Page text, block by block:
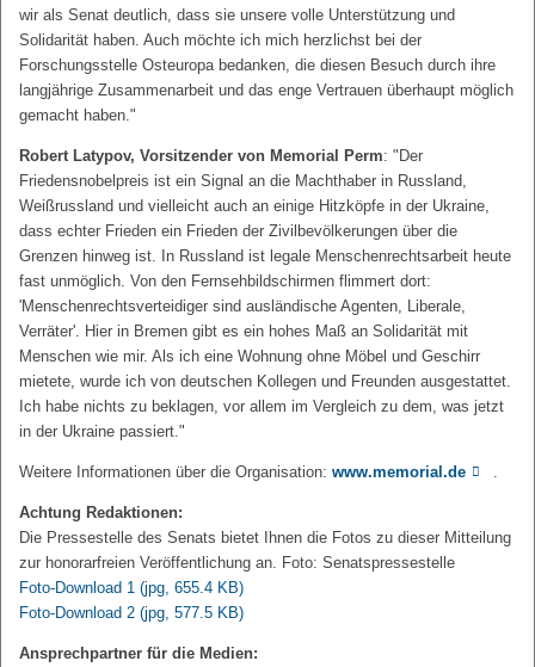
wir als Senat deutlich, dass sie unsere volle Unterstützung und
Solidarität haben. Auch möchte ich mich herzlichst bei der
Forschungsstelle Osteuropa bedanken, die diesen Besuch durch ihre
langjährige Zusammenarbeit und das enge Vertrauen überhaupt möglich
gemacht haben."
Robert Latypov, Vorsitzender von Memorial Perm: "Der
Friedensnobelpreis ist ein Signal an die Machthaber in Russland,
Weißrussland und vielleicht auch an einige Hitzköpfe in der Ukraine,
dass echter Frieden ein Frieden der Zivilbevölkerungen über die
Grenzen hinweg ist. In Russland ist legale Menschenrechtsarbeit heute
fast unmöglich. Von den Fernsehbildschirmen flimmert dort:
'Menschenrechtsverteidiger sind ausländische Agenten, Liberale,
Verräter'. Hier in Bremen gibt es ein hohes Maß an Solidarität mit
Menschen wie mir. Als ich eine Wohnung ohne Möbel und Geschirr
mietete, wurde ich von deutschen Kollegen und Freunden ausgestattet.
Ich habe nichts zu beklagen, vor allem im Vergleich zu dem, was jetzt
in der Ukraine passiert."
Weitere Informationen über die Organisation: www.memorial.de
Achtung Redaktionen:
Die Pressestelle des Senats bietet Ihnen die Fotos zu dieser Mitteilung
zur honorarfreien Veröffentlichung an. Foto: Senatspressestelle
Foto-Download 1 (jpg, 655.4 KB)
Foto-Download 2 (jpg, 577.5 KB)
Ansprechpartner für die Medien: